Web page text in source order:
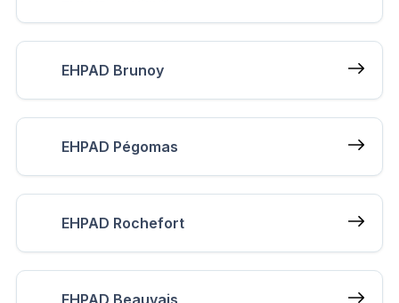
EHPAD Brunoy
EHPAD Pégomas
EHPAD Rochefort